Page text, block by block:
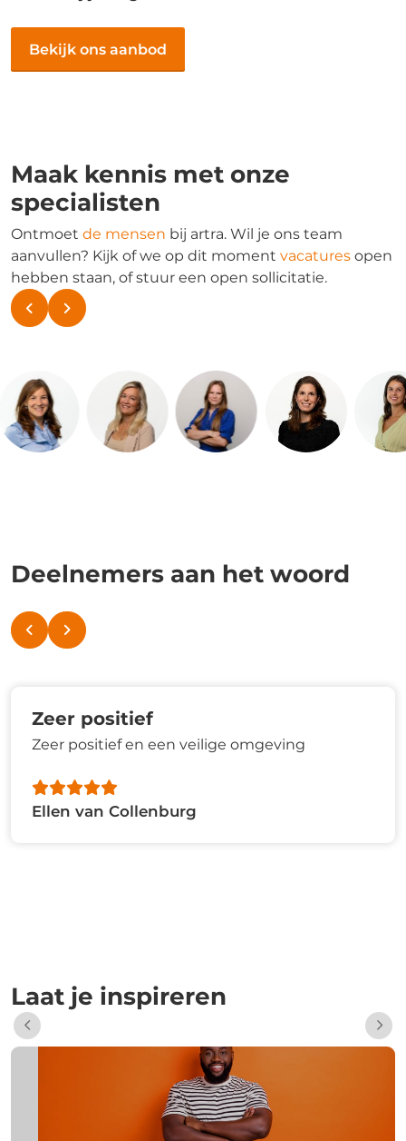
Bekijk ons aanbod
Maak kennis met onze
specialisten
Ontmoet de mensen bij artra. Wil je ons team
aanvullen? Kijk of we op dit moment vacatures open
hebben staan, of stuur een open sollicitatie.
Deelnemers aan het woord
Zeer positief
Zeer positief en een veilige omgeving
Ellen van Collenburg
Laat je inspireren